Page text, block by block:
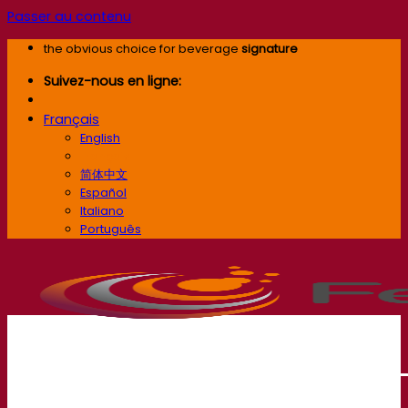
Passer au contenu
the obvious choice for beverage signature
Suivez-nous en ligne:
Français
English
简体中文
Español
Italiano
Português